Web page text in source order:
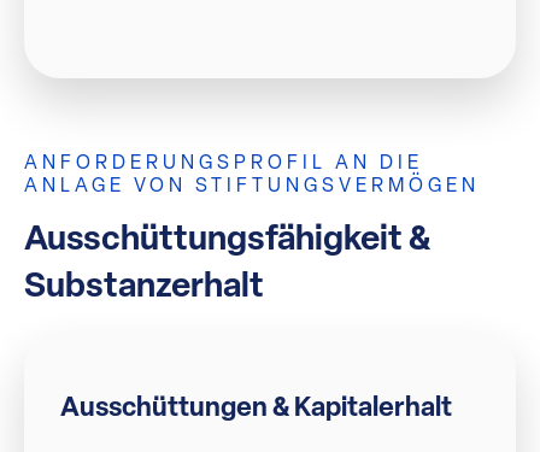
ANFORDERUNGSPROFIL AN DIE
ANLAGE VON STIFTUNGSVERMÖGEN
Ausschüttungsfähigkeit &
Substanzerhalt
Ausschüttungen & Kapitalerhalt